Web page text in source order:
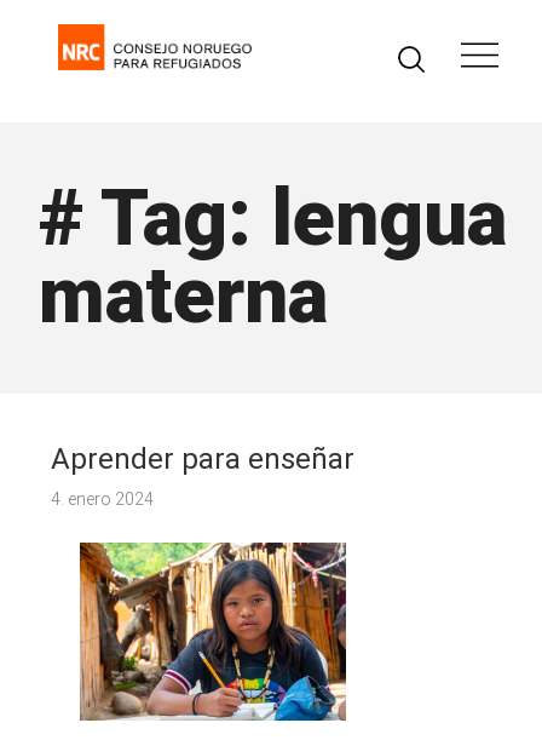
# Tag: lengua
materna
Aprender para enseñar
4. enero 2024